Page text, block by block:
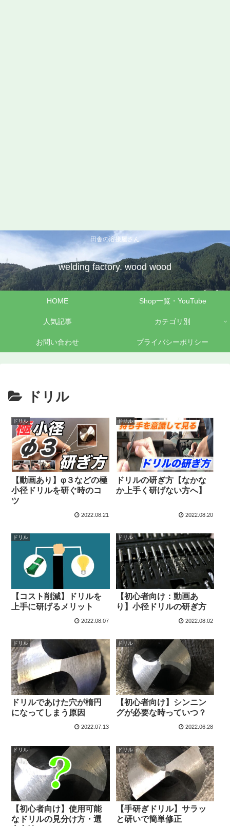
田舎の溶接屋さん
welding factory. wood wood
HOME Shop一覧・YouTube
人気記事 カテゴリ別
お問い合わせ プライバシーポリシー
ドリル
ドリル
【動画あり】φ３などの極
小径ドリルを研ぐ時のコ
ツ
2022.08.21
ドリル
ドリルの研ぎ方【なかな
か上手く研げない方へ】
2022.08.20
ドリル
【コスト削減】ドリルを
上手に研げるメリット
2022.08.07
ドリル
【初心者向け：動画あ
り】小径ドリルの研ぎ方
2022.08.02
ドリル
ドリルであけた穴が楕円
になってしまう原因
2022.07.13
ドリル
【初心者向け】シンニン
グが必要な時っていつ？
2022.06.28
ドリル
【初心者向け】使用可能
なドリルの見分け方・選
ドリル
【手研ぎドリル】サラッ
と研いで簡単修正